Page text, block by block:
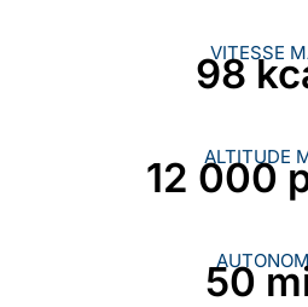
VITESSE
98
ALTITUDE
12 000
50